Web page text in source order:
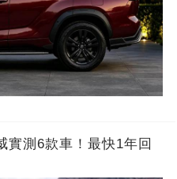
實測6款車！最快1年回